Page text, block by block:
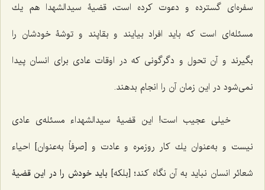
سفره‌اى گسترده و دعوت کرده است، قضيۀ سيدالشهدا هم يك
مسئله‌اى است كه بايد افراد بيايند و بقاپند و توشۀ خودشان را
بگيرند و آن تحول و دگرگونى كه در اوقات عادى براى انسان پيدا
نمى‌شود در اين زمان آن را انجام بدهند.
خيلى عجيب است! اين قضيۀ سيدالشهداء مسئله‌ى عادى
نيست و به‌عنوان يك كار روزمره و عادت و [صرفاً به‌عنوان] احياء
شعائر انسان نبايد به آن نگاه كند؛ [بلکه] بايد خودش را در اين قضيۀ